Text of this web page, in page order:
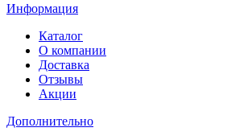
Информация
Каталог
О компании
Доставка
Отзывы
Акции
Дополнительно